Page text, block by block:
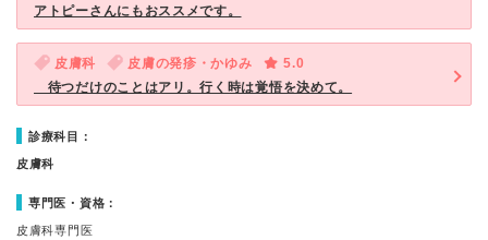
アトピーさんにもおススメです。
皮膚科 皮膚の発疹・かゆみ
5.0
待つだけのことはアリ。行く時は覚悟を決めて。
診療科目：
皮膚科
専門医・資格：
皮膚科専門医